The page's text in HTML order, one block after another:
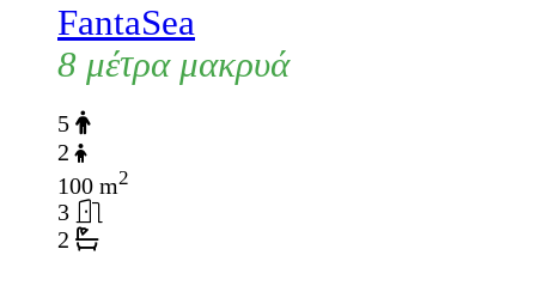
FantaSea
8 μέτρα μακρυά
5
2
100 m2
3
2